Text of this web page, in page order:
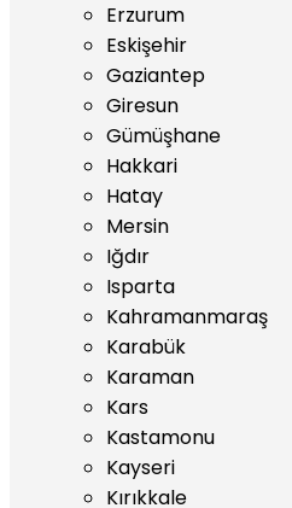
Erzurum
Eskişehir
Gaziantep
Giresun
Gümüşhane
Hakkari
Hatay
Mersin
Iğdır
Isparta
Kahramanmaraş
Karabük
Karaman
Kars
Kastamonu
Kayseri
Kırıkkale